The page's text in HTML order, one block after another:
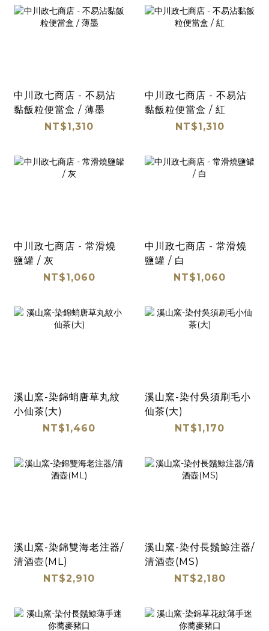
中川政七商店 - 不易沾
黏飯粒便當盒 / 薄墨
NT$1,310
中川政七商店 - 不易沾
黏飯粒便當盒 / 紅
NT$1,310
中川政七商店 - 常滑燒
鹽罐 / 灰
NT$1,060
中川政七商店 - 常滑燒
鹽罐 / 白
NT$1,060
溪山窯-染錦蛸唐草丸紋
小仙茶(大)
NT$1,460
溪山窯-染付吳須刷毛小
仙茶(大)
NT$1,170
溪山窯-染錦雙海老注器/
清酒壺(ML)
NT$2,910
溪山窯-染付長鬚鯨注器/
清酒壺(MS)
NT$2,180